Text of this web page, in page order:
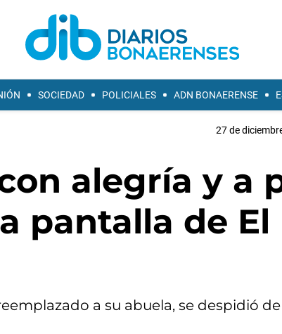
SOCIEDAD POLICIALES ADN BONAERENSE
27 de
alegría y a
pantalla de El
a su abuela, se despidió de